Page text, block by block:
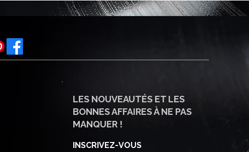
LES NOUVEAUTÉS ET LES
BONNES AFFAIRES À NE PAS
MANQUER !
INSCRIVEZ-VOUS